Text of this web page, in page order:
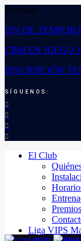
Noticias:
FIN DE
CBM EN JUEGO
INSCRIPCIÓN
SÍGUENOS:
El Club
Premios
Liga VIPS